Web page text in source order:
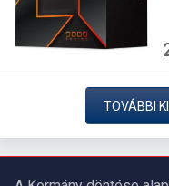
TOVÁBBI